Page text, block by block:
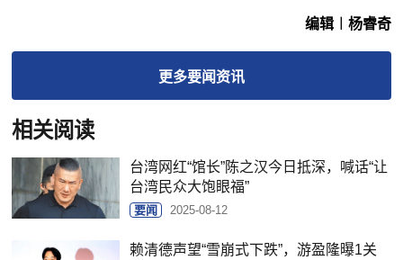
编辑︱杨睿奇
更多要闻资讯
相关阅读
台湾网红“馆长”陈之汉今日抵深，喊话“让
台湾民众大饱眼福”
要闻 2025-08-12
赖清德声望“雪崩式下跌”，游盈隆曝1关